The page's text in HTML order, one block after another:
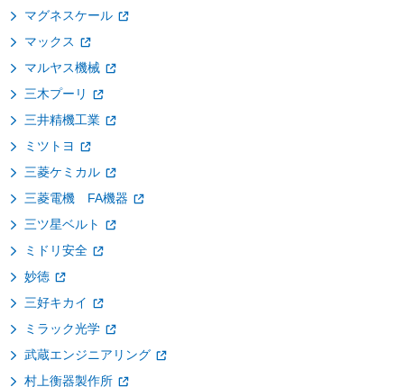
マグネスケール
マックス
マルヤス機械
三木プーリ
三井精機工業
ミツトヨ
三菱ケミカル
三菱電機 FA機器
三ツ星ベルト
ミドリ安全
妙徳
三好キカイ
ミラック光学
武蔵エンジニアリング
村上衡器製作所